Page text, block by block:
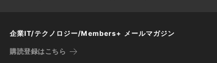
企業IT/テクノロジー/Members+ メールマガジン
購読登録はこちら